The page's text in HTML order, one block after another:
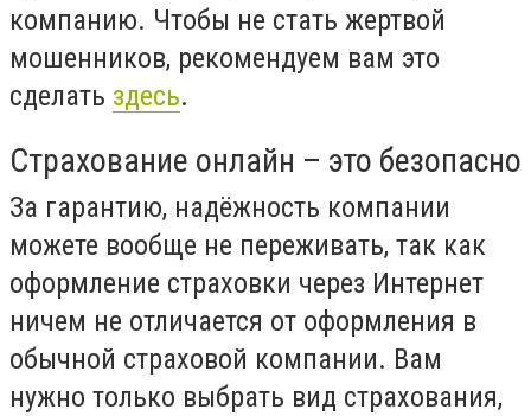
компанию. Чтобы не стать жертвой
мошенников, рекомендуем вам это
сделать здесь.
Страхование онлайн – это безопасно
За гарантию, надёжность компании
можете вообще не переживать, так как
оформление страховки через Интернет
ничем не отличается от оформления в
обычной страховой компании. Вам
нужно только выбрать вид страхования,